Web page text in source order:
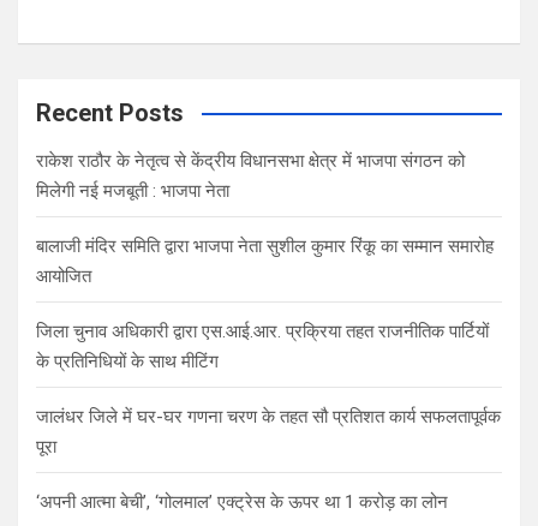
Recent Posts
राकेश राठौर के नेतृत्व से केंद्रीय विधानसभा क्षेत्र में भाजपा संगठन को
मिलेगी नई मजबूती : भाजपा नेता
बालाजी मंदिर समिति द्वारा भाजपा नेता सुशील कुमार रिंकू का सम्मान समारोह
आयोजित
जिला चुनाव अधिकारी द्वारा एस.आई.आर. प्रक्रिया तहत राजनीतिक पार्टियों
के प्रतिनिधियों के साथ मीटिंग
जालंधर जिले में घर-घर गणना चरण के तहत सौ प्रतिशत कार्य सफलतापूर्वक
पूरा
‘अपनी आत्मा बेची’, ‘गोलमाल’ एक्ट्रेस के ऊपर था 1 करोड़ का लोन